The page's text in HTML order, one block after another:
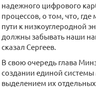
надежного цифрового
процессов, о том, что,
пути к низкоуглеродной
должны забывать наши
сказал Сергеев.
В свою очередь глава
создании единой системы
выделением их